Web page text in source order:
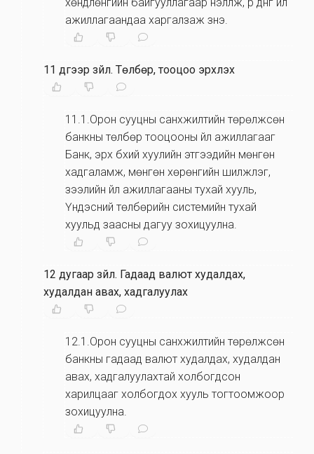
ажиллагаандаа харгалзаж үзнэ.
11 дүгээр зүйл. Төлбөр, тооцоо эрхлэх
11.1.Орон сууцны санхүүжилтийн төрөлжсөн
банкны төлбөр тооцооны үйл ажиллагааг
Банк, эрх бүхий хуулийн этгээдийн мөнгөн
хадгаламж, мөнгөн хөрөнгийн шилжүүлэг,
зээлийн үйл ажиллагааны тухай хууль,
Үндэсний төлбөрийн системийн тухай
хуульд заасны дагуу зохицуулна.
12 дугаар зүйл. Гадаад валют худалдах,
худалдан авах, хадгалуулах
12.1.Орон сууцны санхүүжилтийн төрөлжсөн
банкны гадаад валют худалдах, худалдан
авах, хадгалуулахтай холбогдсон
харилцааг холбогдох хууль тогтоомжоор
зохицуулна.